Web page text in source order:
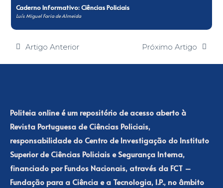
Caderno Informativo: Ciências Policiais
Luís Miguel Faria de Almeida
Artigo Anterior Próximo Artigo
Politeia online é um repositório de acesso aberto à
Revista Portuguesa de Ciências Policiais,
responsabilidade do Centro de Investigação do Instituto
Superior de Ciências Policiais e Segurança Interna,
financiado por Fundos Nacionais, através da FCT –
Fundação para a Ciência e a Tecnologia, I.P., no âmbito